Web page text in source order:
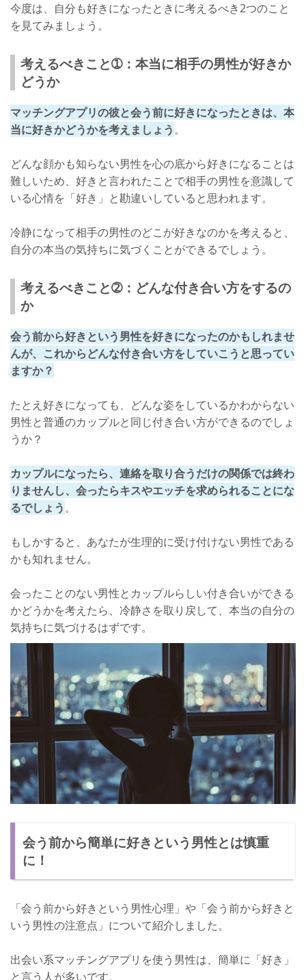
今度は、自分も好きになったときに考えるべき2つのこと
を見てみましょう。
考えるべきこと➀：本当に相手の男性が好きか
どうか
マッチングアプリの彼と会う前に好きになったときは、本
当に好きかどうかを考えましょう。
どんな顔かも知らない男性を心の底から好きになることは
難しいため、好きと言われたことで相手の男性を意識して
いる心情を「好き」と勘違いしていると思われます。
冷静になって相手の男性のどこが好きなのかを考えると、
自分の本当の気持ちに気づくことができるでしょう。
考えるべきこと➁：どんな付き合い方をするの
か
会う前から好きという男性を好きになったのかもしれませ
んが、これからどんな付き合い方をしていこうと思ってい
ますか？
たとえ好きになっても、どんな姿をしているかわからない
男性と普通のカップルと同じ付き合い方ができるのでしょ
うか？
カップルになったら、連絡を取り合うだけの関係では終わ
りませんし、会ったらキスやエッチを求められることにな
るでしょう。
もしかすると、あなたが生理的に受け付けない男性である
かも知れません。
会ったことのない男性とカップルらしい付き合いができる
かどうかを考えたら、冷静さを取り戻して、本当の自分の
気持ちに気づけるはずです。
会う前から簡単に好きという男性とは慎重
に！
「会う前から好きという男性心理」や「会う前から好きと
いう男性の注意点」について紹介しました。
出会い系マッチングアプリを使う男性は、簡単に「好き」
と言う人が多いです。